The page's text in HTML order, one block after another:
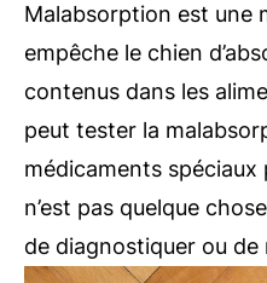
Malabsorption est une
empêche le chien
contenus dans les
peut tester la
médicaments
n’est pas quelque
de diagnostiquer ou